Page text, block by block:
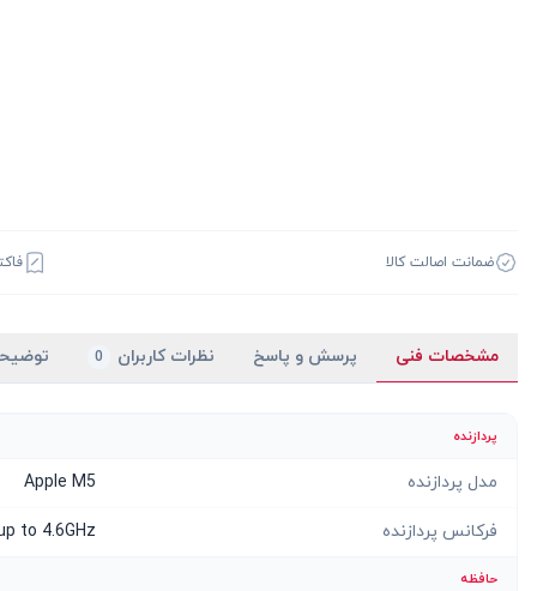
ضمانت اصالت کالا
مشخصات فنی پرسش و پاسخ نظرات کاربران 0
پردازنده
مدل پردازنده Apple M5
فرکانس پردازنده to 4.6GHz
حافظه